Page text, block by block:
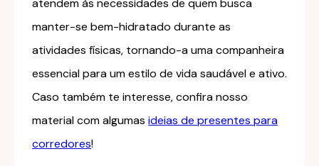
atendem às necessidades de quem busca
manter-se bem-hidratado durante as
atividades físicas, tornando-a uma companheira
essencial para um estilo de vida saudável e ativo.
Caso também te interesse, confira nosso
material com algumas ideias de presentes para
corredores!